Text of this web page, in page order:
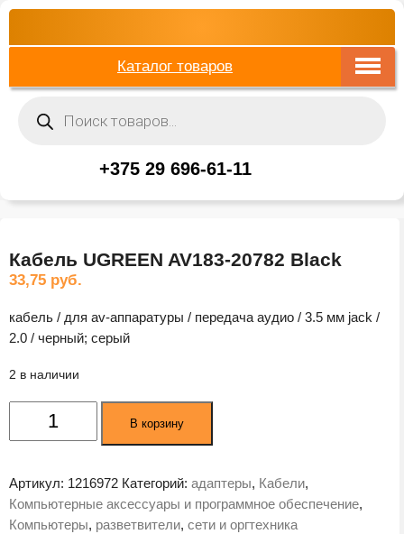
Каталог товаров
товаров
+375 29 696-61-11
Кабель UGREEN AV183-20782 Black
33,75 руб.
кабель / для av-аппаратуры / передача аудио / 3.5 мм jack /
2.0 / черный; серый
2 в наличии
Количество
товара
AV183-
В корзину
Артикул: 1216972 Категорий: адаптеры, Кабели,
Компьютерные аксессуары и программное обеспечение,
Компьютеры, разветвители, сети и оргтехника